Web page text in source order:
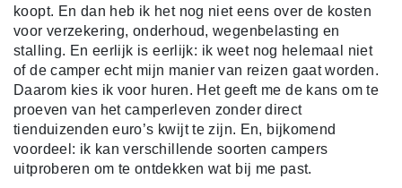
koopt. En dan heb ik het nog niet eens over de kosten
voor verzekering, onderhoud, wegenbelasting en
stalling. En eerlijk is eerlijk: ik weet nog helemaal niet
of de camper echt mijn manier van reizen gaat worden.
Daarom kies ik voor huren. Het geeft me de kans om te
proeven van het camperleven zonder direct
tienduizenden euro’s kwijt te zijn. En, bijkomend
voordeel: ik kan verschillende soorten campers
uitproberen om te ontdekken wat bij me past.